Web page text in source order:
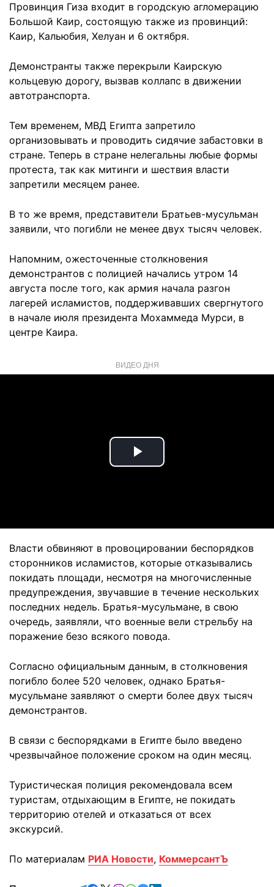
Провинция Гиза входит в городскую агломерацию
Большой Каир, состоящую также из провинций:
Каир, Кальюбия, Хелуан и 6 октября.
Демонстранты также перекрыли Каирскую
кольцевую дорогу, вызвав коллапс в движении
автотранспорта.
Тем временем, МВД Египта запретило
организовывать и проводить сидячие забастовки в
стране. Теперь в стране нелегальны любые формы
протеста, так как митинги и шествия власти
запретили месяцем ранее.
В то же время, представители Братьев-мусульман
заявили, что погибли не менее двух тысяч человек.
Напомним, ожесточенные столкновения
демонстрантов с полицией начались утром 14
августа после того, как армия начала разгон
лагерей исламистов, поддерживавших свергнутого
в начале июля президента Мохаммеда Мурси, в
центре Каира.
ВИДЕО ДНЯ
Play
Власти обвиняют в провоцировании беспорядков
сторонников исламистов, которые отказывались
покидать площади, несмотря на многочисленные
предупреждения, звучавшие в течение нескольких
последних недель. Братья-мусульмане, в свою
очередь, заявляли, что военные вели стрельбу на
поражение безо всякого повода.
Согласно официальным данным, в столкновения
погибло более 520 человек, однако Братья-
мусульмане заявляют о смерти более двух тысяч
демонстрантов.
В связи с беспорядками в Египте было введено
чрезвычайное положение сроком на один месяц.
Туристическая полиция рекомендовала всем
туристам, отдыхающим в Египте, не покидать
территорию отелей и отказаться от всех
экскурсий.
По материалам РИА Новости, КоммерсантЪ